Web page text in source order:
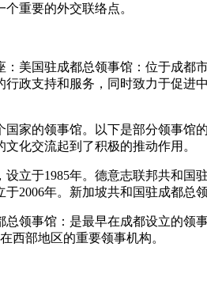
重要的外交联络点。
：美国驻成都总领事馆：位于成都
行政支持和服务，同时致力于促
国家的领事馆。以下是部分领事
化交流起到了积极的推动作用。
立于1985年。德意志联邦共和国
2006年。新加坡共和国驻成都总
总领事馆：是最早在成都设立的领
西部地区的重要领事机构。